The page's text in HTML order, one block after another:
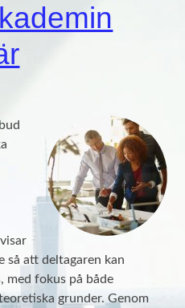
så att deltagaren kan
med fokus på både
grunder. Genom